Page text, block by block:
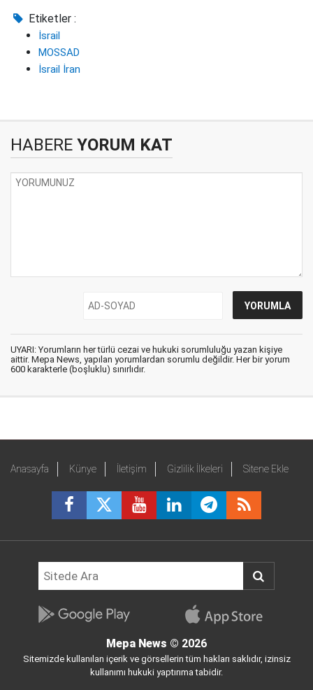
Etiketler :
İsrail
MOSSAD
İsrail İran
HABERE YORUM KAT
UYARI: Yorumların her türlü cezai ve hukuki sorumluluğu yazan kişiye
aittir. Mepa News, yapılan yorumlardan sorumlu değildir. Her bir yorum
600 karakterle (boşluklu) sınırlıdır.
Anasayfa Künye İletişim Gizlilik İlkeleri Sitene Ekle
Mepa News © 2026
Sitemizde kullanılan içerik ve görsellerin tüm hakları saklıdır, izinsiz
kullanımı hukuki yaptırıma tabidir.